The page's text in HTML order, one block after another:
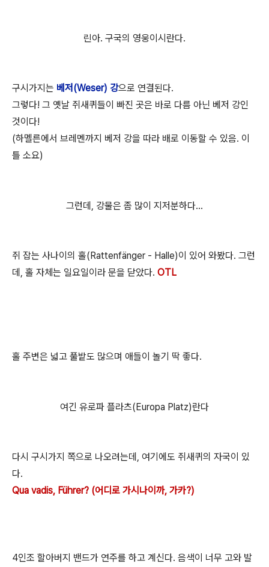
린아. 구국의 영웅이시란다.
구시가지는 베저(Weser) 강으로 연결된다.
그렇다! 그 옛날 쥐새퀴들이 빠진 곳은 바로 다름 아닌 베저 강인
것이다!
(하멜른에서 브레멘까지 베저 강을 따라 배로 이동할 수 있음. 이
틀 소요)
그런데, 강물은 좀 많이 지저분하다...
쥐 잡는 사나이의 홀(Rattenfänger - Halle)이 있어 와봤다. 그런
데, 홀 자체는 일요일이라 문을 닫았다. OTL
홀 주변은 넓고 풀밭도 많으며 애들이 놀기 딱 좋다.
여긴 유로파 플라츠(Europa Platz)란다
다시 구시가지 쪽으로 나오려는데, 여기에도 쥐새퀴의 자국이 있
다.
Qua vadis, Führer? (어디로 가시나이까, 가카?)
4인조 할아버지 밴드가 연주를 하고 계신다. 음색이 너무 고와 발